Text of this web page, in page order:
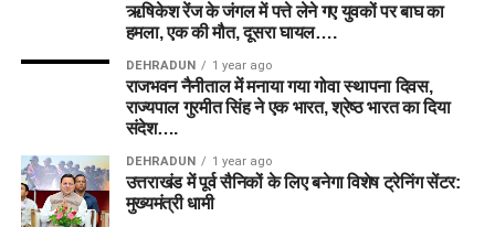
ऋषिकेश रेंज के जंगल में पत्ते लेने गए युवकों पर बाघ का
हमला, एक की मौत, दूसरा घायल….
DEHRADUN 1 year ago
राजभवन नैनीताल में मनाया गया गोवा स्थापना दिवस,
राज्यपाल गुरमीत सिंह ने एक भारत, श्रेष्ठ भारत का दिया
संदेश….
DEHRADUN 1 year ago
उत्तराखंड में पूर्व सैनिकों के लिए बनेगा विशेष ट्रेनिंग सेंटर:
मुख्यमंत्री धामी